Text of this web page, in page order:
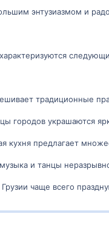
энтузиазмом и
традиционные
городов украшаются
кухня предлагает
и танцы
чаще всего